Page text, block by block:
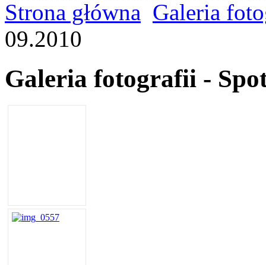
Strona główna Galeria
09.2010
Galeria fotografii -